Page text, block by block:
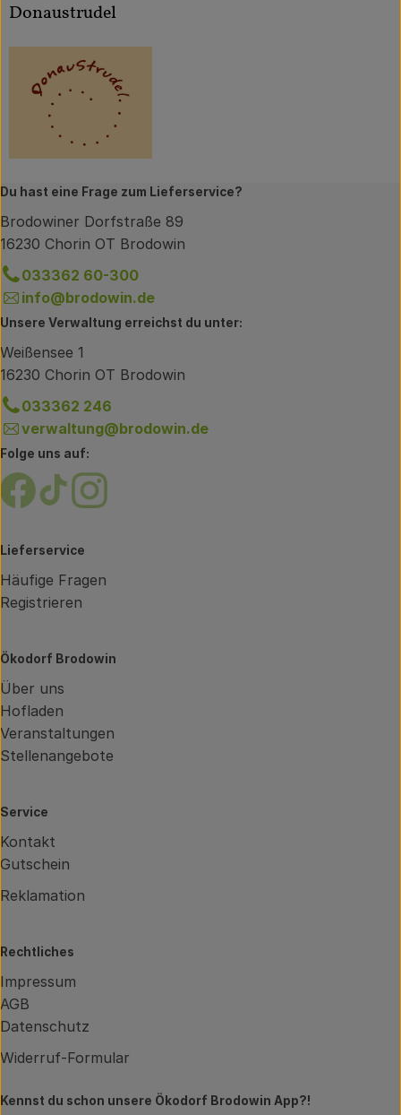
Donaustrudel
Du hast eine Frage zum Lieferservice?
Brodowiner Dorfstraße 89
16230 Chorin OT Brodowin
033362 60-300
info@brodowin.de
Unsere Verwaltung erreichst du unter:
Weißensee 1
16230 Chorin OT Brodowin
033362 246
verwaltung@brodowin.de
Folge uns auf:
Externer Link zu https://www.facebook.com/
Externer Link zu https://www.tiktok.com/
Externer Link zu https://
Lieferservice
Häufige Fragen
Registrieren
Ökodorf Brodowin
Über uns
Hofladen
Veranstaltungen
Stellenangebote
Service
Kontakt
Gutschein
Reklamation
Rechtliches
Impressum
AGB
Datenschutz
Widerruf-Formular
Kennst du schon unsere Ökodorf Brodowin App?!